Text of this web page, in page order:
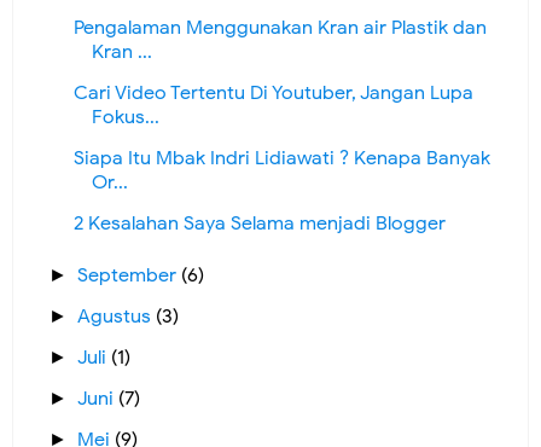
Pengalaman Menggunakan Kran air Plastik dan
Kran ...
Cari Video Tertentu Di Youtuber, Jangan Lupa
Fokus...
Siapa Itu Mbak Indri Lidiawati ? Kenapa Banyak
Or...
2 Kesalahan Saya Selama menjadi Blogger
►September (6)
►Agustus (3)
►Juli (1)
►Juni (7)
► Mei (9)